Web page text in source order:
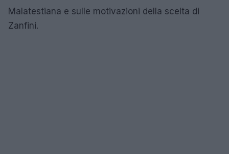
Malatestiana e sulle motivazioni della scelta di
Zanfini.